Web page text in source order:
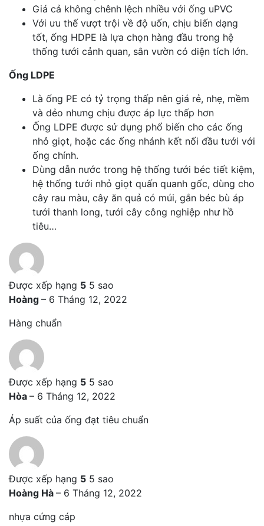
Giá cả không chênh lệch nhiều với ống uPVC
Với ưu thế vượt trội về độ uốn, chịu biến dạng
tốt, ống HDPE là lựa chọn hàng đầu trong hệ
thống tưới cảnh quan, sân vườn có diện tích lớn.
Ống LDPE
Là ống PE có tỷ trọng thấp nên giá rẻ, nhẹ, mềm
và dẻo nhưng chịu được áp lực thấp hơn
Ống LDPE được sử dụng phổ biến cho các ống
nhỏ giọt, hoặc các ống nhánh kết nối đầu tưới với
ống chính.
Dùng dẫn nước trong hệ thống tưới béc tiết kiệm,
hệ thống tưới nhỏ giọt quấn quanh gốc, dùng cho
cây rau màu, cây ăn quả có múi, gắn béc bù áp
tưới thanh long, tưới cây công nghiệp như hồ
tiêu…
Được xếp hạng 5 5 sao
Hoàng – 6 Tháng 12, 2022
Hàng chuẩn
Được xếp hạng 5 5 sao
Hòa – 6 Tháng 12, 2022
Áp suất của ống đạt tiêu chuẩn
Được xếp hạng 5 5 sao
Hoàng Hà – 6 Tháng 12, 2022
nhựa cứng cáp